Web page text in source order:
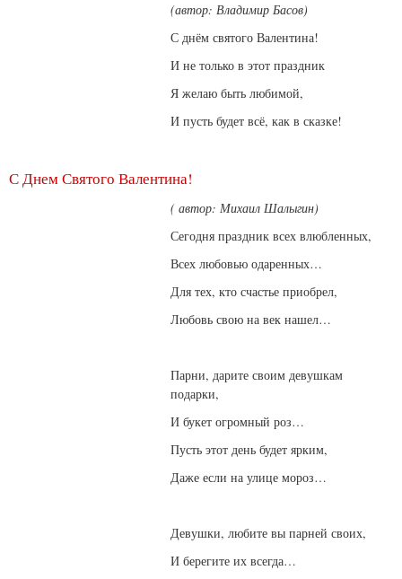
(автор: Владимир Басов)
С днём святого Валентина!
И не только в этот праздник
Я желаю быть любимой,
И пусть будет всё, как в сказке!
С Днем Святого Валентина!
( автор: Михаил Шалыгин)
Сегодня праздник всех влюбленных,
Всех любовью одаренных…
Для тех, кто счастье приобрел,
Любовь свою на век нашел…
Парни, дарите своим девушкам
подарки,
И букет огромный роз…
Пусть этот день будет ярким,
Даже если на улице мороз…
Девушки, любите вы парней своих,
И берегите их всегда…